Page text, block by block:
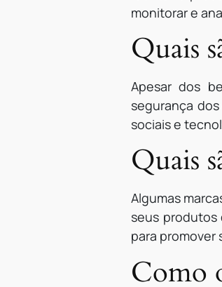
monitorar e
Quais
Apesar dos
segurança
sociais e
Quais
Algumas
seus produtos
para promover
Como